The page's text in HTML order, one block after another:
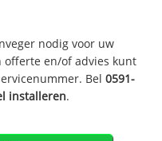
nodig voor uw
offerte en/of advies kunt
Bel0591-
installeren.